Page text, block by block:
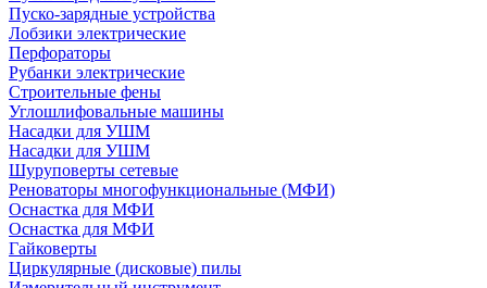
Пуско-зарядные устройства
Лобзики электрические
Перфораторы
Рубанки электрические
Строительные фены
Углошлифовальные машины
Насадки для УШМ
Насадки для УШМ
Шуруповерты сетевые
Реноваторы многофункциональные (МФИ)
Оснастка для МФИ
Оснастка для МФИ
Гайковерты
Циркулярные (дисковые) пилы